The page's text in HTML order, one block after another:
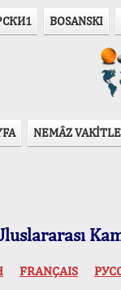
BOSANSKI
NEMÂZ
FRANÇAIS